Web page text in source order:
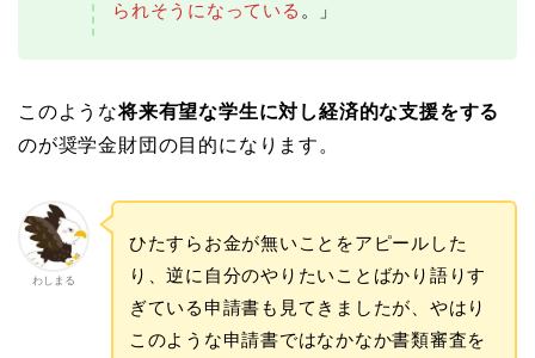
られそうになっている 。」
このような将来有望な学生に対し経済的な支援をする
のが奨学金財団の目的になります。
わしまる
ひたすらお金が無いことをアピールした
り、逆に自分のやりたいことばかり語りす
ぎている申請書も見てきましたが、やはり
このような申請書ではなかなか書類審査を